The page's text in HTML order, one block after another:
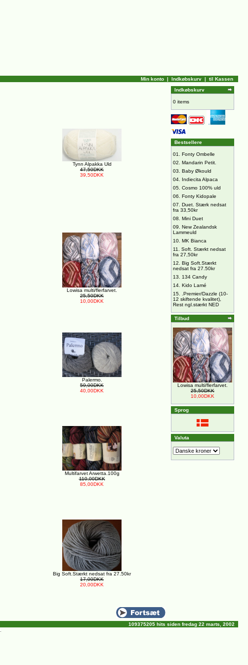
Min konto | Indkøbskurv | til Kassen
Tynn Alpakka Uld
47,50DKK
39,50DKK
Lowisa multi/flerfarvet.
25,50DKK
10,00DKK
Palermo.
59,00DKK
40,00DKK
Multifarvet Arwetta.100g
110,00DKK
85,00DKK
Big Soft.Stærkt nedsat fra 27.50kr
17,00DKK
20,00DKK
Indkøbskurv
0 items
Bestsellere
01. Fonty Ombelle
02. Mandarin Petit.
03. Baby Økould
04. Indiecita Alpaca
05. Cosmo 100% uld
06. Fonty Kidopale
07. Duet. Stærk nedsat
fra 33,50kr
08. Mini Duet
09. New Zealandsk
Lammeuld
10. MK Bianca
11. Soft. Stærkt nedsat
fra 27,50kr
12. Big Soft.Stærkt
nedsat fra 27.50kr
13. 134 Candy
14. Kido Lamé
15.
.Premier/Dazzle (10-
12 skiftende kvalitet),
Rest ngl.stærkt NED
Tilbud
Lowisa multi/flerfarvet.
25,50DKK
10,00DKK
Sprog
Valuta
109375205 hits siden fredag 22 marts, 2002